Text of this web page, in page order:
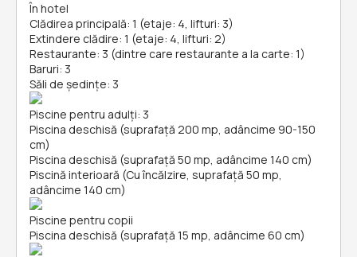
În hotel
Clădirea principală: 1 (etaje: 4, lifturi: 3)
Extindere clădire: 1 (etaje: 4, lifturi: 2)
Restaurante: 3 (dintre care restaurante a la carte: 1)
Baruri: 3
Săli de ședințe: 3
Piscine pentru adulți: 3
Piscina deschisă (suprafață 200 mp, adâncime 90-150
cm)
Piscina deschisă (suprafață 50 mp, adâncime 140 cm)
Piscină interioară (Cu încălzire, suprafață 50 mp,
adâncime 140 cm)
Piscine pentru copii
Piscina deschisă (suprafață 15 mp, adâncime 60 cm)